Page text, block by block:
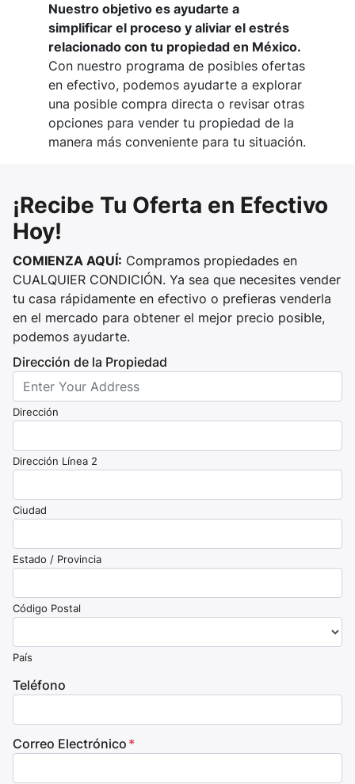
Nuestro objetivo es ayudarte a
simplificar el proceso y aliviar el estrés
relacionado con tu propiedad en México.
Con nuestro programa de posibles ofertas
en efectivo, podemos ayudarte a explorar
una posible compra directa o revisar otras
opciones para vender tu propiedad de la
manera más conveniente para tu situación.
¡Recibe Tu Oferta en Efectivo
Hoy!
COMIENZA AQUÍ: Compramos propiedades en
CUALQUIER CONDICIÓN. Ya sea que necesites vender
tu casa rápidamente en efectivo o prefieras venderla
en el mercado para obtener el mejor precio posible,
podemos ayudarte.
Dirección de la Propiedad
Dirección
Dirección Línea 2
Ciudad
Estado / Provincia
Código Postal
País
Teléfono
Correo Electrónico *